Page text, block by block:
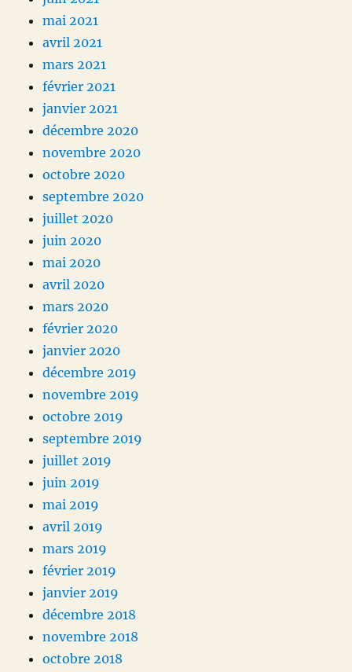
mai 2021
avril 2021
mars 2021
février 2021
janvier 2021
décembre 2020
novembre 2020
octobre 2020
septembre 2020
juillet 2020
juin 2020
mai 2020
avril 2020
mars 2020
février 2020
janvier 2020
décembre 2019
novembre 2019
octobre 2019
septembre 2019
juillet 2019
juin 2019
mai 2019
avril 2019
mars 2019
février 2019
janvier 2019
décembre 2018
novembre 2018
octobre 2018